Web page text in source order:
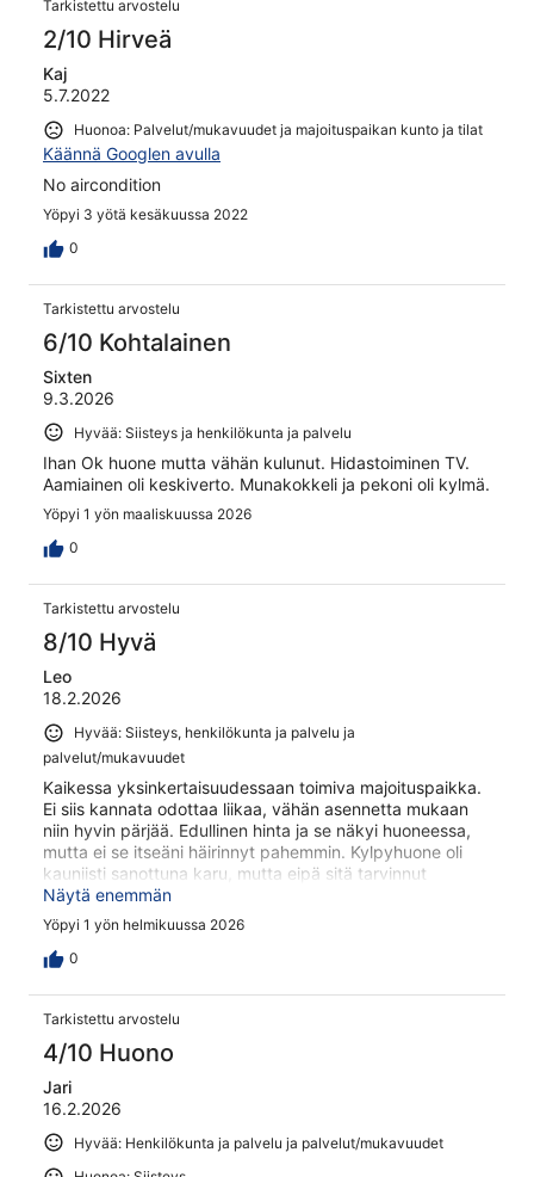
Tarkistettu arvostelu
2/10 Hirveä
Kaj
5.7.2022
Huonoa: Palvelut/mukavuudet ja majoituspaikan kunto ja tilat
Käännä Googlen avulla
No aircondition
Yöpyi 3 yötä kesäkuussa 2022
0
Tarkistettu arvostelu
6/10 Kohtalainen
Sixten
9.3.2026
Hyvää: Siisteys ja henkilökunta ja palvelu
Ihan Ok huone mutta vähän kulunut. Hidastoiminen TV.
Aamiainen oli keskiverto. Munakokkeli ja pekoni oli kylmä.
Yöpyi 1 yön maaliskuussa 2026
0
Tarkistettu arvostelu
8/10 Hyvä
Leo
18.2.2026
Hyvää: Siisteys, henkilökunta ja palvelu ja
palvelut/mukavuudet
Kaikessa yksinkertaisuudessaan toimiva majoituspaikka.
Ei siis kannata odottaa liikaa, vähän asennetta mukaan
niin hyvin pärjää. Edullinen hinta ja se näkyi huoneessa,
mutta ei se itseäni häirinnyt pahemmin. Kylpyhuone oli
kauniisti sanottuna karu, mutta eipä sitä tarvinnut
käyttää, kun hyödynsi asukas saunaa, josta iso plussa.
Näytä enemmän
Yöpyi 1 yön helmikuussa 2026
0
Tarkistettu arvostelu
4/10 Huono
Jari
16.2.2026
Hyvää: Henkilökunta ja palvelu ja palvelut/mukavuudet